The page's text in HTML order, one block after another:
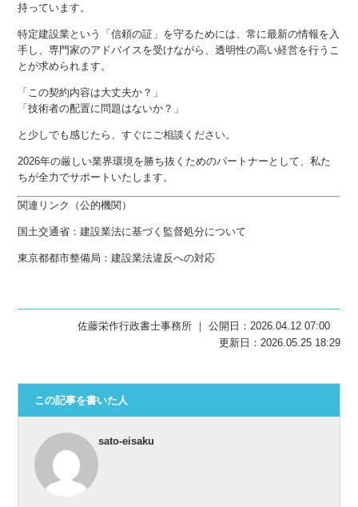
持っています。
特定建設業という「信頼の証」を守るためには、常に最新の情報を入
手し、専門家のアドバイスを受けながら、透明性の高い経営を行うこ
とが求められます。
「この契約内容は大丈夫か？」
「技術者の配置に問題はないか？」
と少しでも感じたら、すぐにご相談ください。
2026年の厳しい業界環境を勝ち抜くためのパートナーとして、私た
ちが全力でサポートいたします。
関連リンク（公的機関）
国土交通省：建設業法に基づく監督処分について
東京都都市整備局：建設業法違反への対応
佐藤栄作行政書士事務所 ｜ 公開日：2026.04.12 07:00
更新日：2026.05.25 18:29
この記事を書いた人
sato-eisaku